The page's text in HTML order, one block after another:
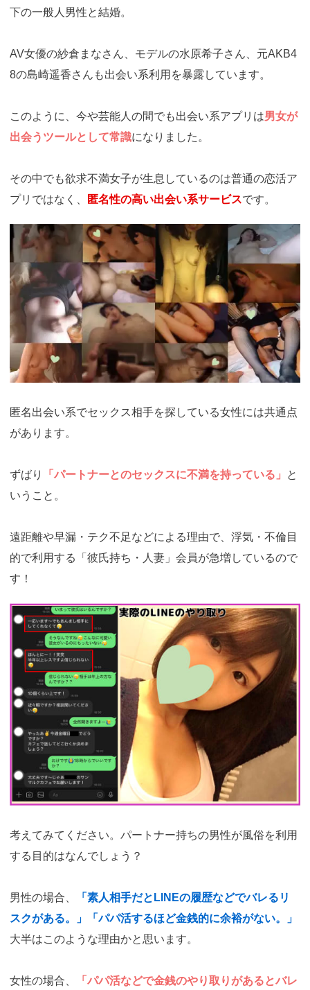
下の一般人男性と結婚。
AV女優の紗倉まなさん、モデルの水原希子さん、元AKB4
8の島崎遥香さんも出会い系利用を暴露しています。
このように、今や芸能人の間でも出会い系アプリは男女が
出会うツールとして常識になりました。
その中でも欲求不満女子が生息しているのは普通の恋活ア
プリではなく、
匿名性の高い出会い系サービスです。
https://ac.m-
ads.jp/t6d63J515a0bact6/cl/?
bId=i36a5q96&msid=13921
匿名出会い系でセックス相手を探している女性には共通点
があります。
ずばり 「パートナーとのセックスに不満を持っている」
と
いうこと。
遠距離や早漏・テク不足などによる理由で、浮気・不倫目
的で利用する「彼氏持ち・人妻」会員が急増しているので
す！
https://ac.m-
ads.jp/t6d63J515a0bact6/cl/?
bId=i36a5q96&msid=13921
考えてみてください。パートナー持ちの男性が風俗を利用
する目的はなんでしょう？
男性の場合、
「素人相手だとLINEの履歴などでバレるリ
スクがある。」「パパ活するほど金銭的に余裕がない。」
大半はこのような理由かと思います。
女性の場合、 「パパ活などで金銭のやり取りがあるとバレ